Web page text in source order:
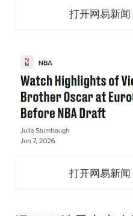
打开网易新
打开网易新